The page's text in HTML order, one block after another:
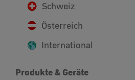
Schweiz
Österreich
International
Produkte & Geräte